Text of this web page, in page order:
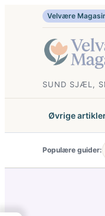
Velvære
SUND SJÆL,
Øvrige
Populære guider: